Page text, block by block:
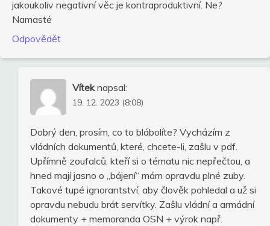
jakoukoliv negativní věc je kontraproduktivní. Ne?
Namasté
Odpovědět
Vítek napsal:
19. 12. 2023 (8:08)
Dobrý den, prosím, co to blábolíte? Vycházím z
vládních dokumentů, které, chcete-li, zašlu v pdf.
Upřímně zoufalců, kteří si o tématu nic nepřečtou, a
hned mají jasno o „bájení“ mám opravdu plné zuby.
Takové tupé ignorantství, aby člověk pohledal a už si
opravdu nebudu brát servítky. Zašlu vládní a armádní
dokumenty + memoranda OSN + výrok např.